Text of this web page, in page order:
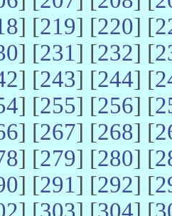
] [219] [220] [
] [231] [232] [
] [243] [244] [
] [255] [256] [
] [267] [268] [
] [279] [280] [
] [291] [292] [
] [303] [304] [